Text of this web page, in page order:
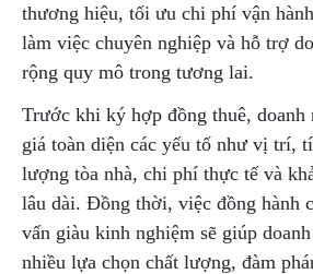
thương hiệu, tối ưu chi phí vận
làm việc chuyên nghiệp và hỗ trợ
rộng quy mô trong tương lai.
Trước khi ký hợp đồng thuê, doanh
giá toàn diện các yếu tố như vị trí,
lượng tòa nhà, chi phí thực tế và
lâu dài. Đồng thời, việc đồng hành
vấn giàu kinh nghiệm sẽ giúp
nhiều lựa chọn chất lượng, đàm